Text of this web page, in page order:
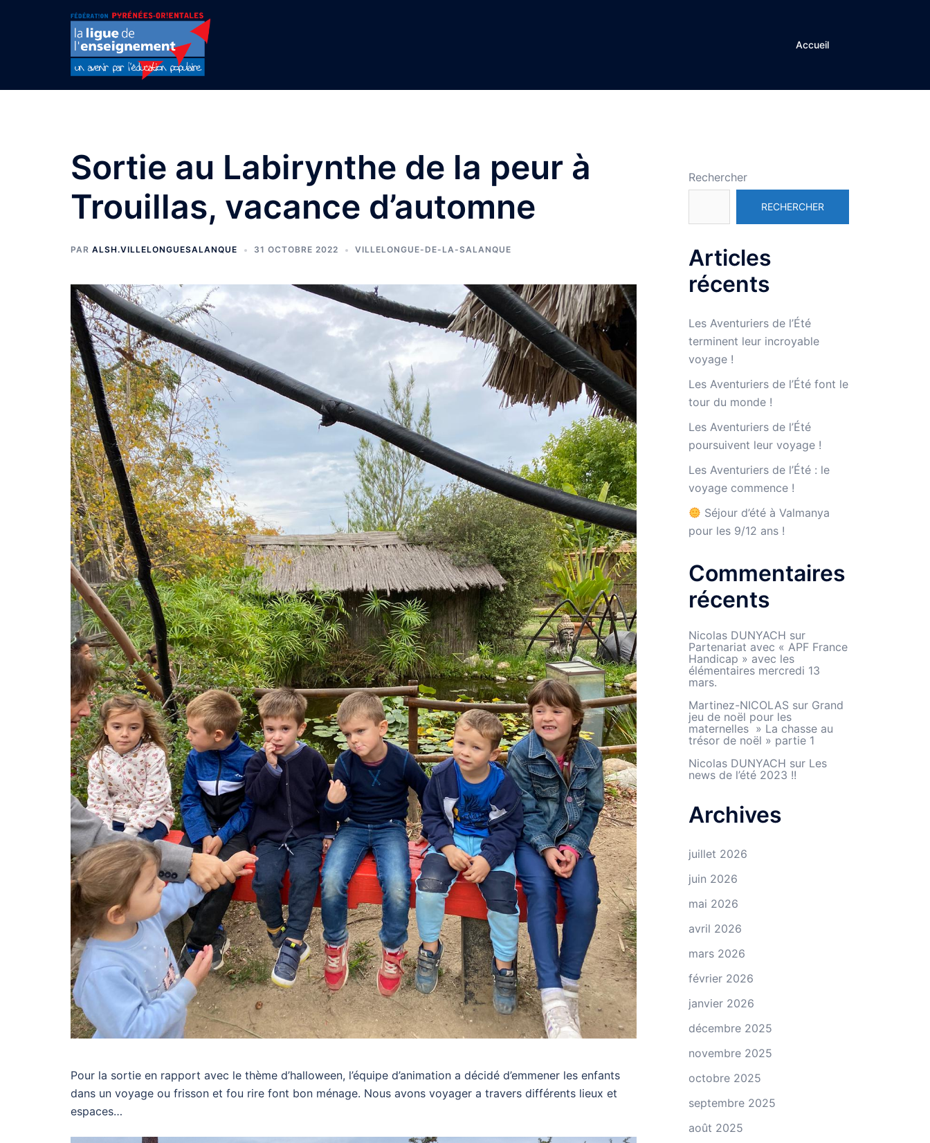
Accueil
Sortie au Labirynthe de la peur à
Trouillas, vacance d’automne
PAR ALSH.VILLELONGUESALANQUE 31 OCTOBRE 2022 VILLELONGUE-DE-LA-SALANQUE
Pour la sortie en rapport avec le thème d’halloween, l’équipe d’animation a décidé d’emmener les enfants
dans un voyage ou frisson et fou rire font bon ménage. Nous avons voyager a travers différents lieux et
espaces…
Rechercher
RECHERCHER
Articles
récents
Les Aventuriers de l’Été
terminent leur incroyable
voyage !
Les Aventuriers de l’Été font le
tour du monde !
Les Aventuriers de l’Été
poursuivent leur voyage !
Les Aventuriers de l’Été : le
voyage commence !
Séjour d’été à Valmanya
pour les 9/12 ans !
Commentaires
récents
Nicolas DUNYACH sur
Partenariat avec « APF France
Handicap » avec les
élémentaires mercredi 13
mars.
Martinez-NICOLASsur Grand
jeu de noël pour les
maternelles » La chasse au
trésor de noël » partie 1
Nicolas DUNYACH sur Les
news de l’été 2023 !!
Archives
juillet 2026
juin 2026
mai 2026
avril 2026
mars 2026
février 2026
janvier 2026
décembre 2025
novembre 2025
octobre 2025
septembre 2025
août 2025